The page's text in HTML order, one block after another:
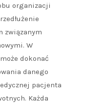
organizacji
związanym
W
dokonać
danego
pacjenta
Każda